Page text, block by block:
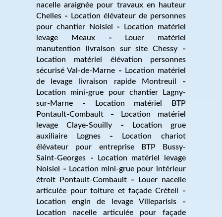
nacelle araignée pour travaux en hauteur
Chelles
Location élévateur de personnes
pour chantier Noisiel
Location matériel
levage Meaux
Louer matériel
manutention livraison sur site Chessy
Location matériel élévation personnes
sécurisé Val-de-Marne
Location matériel
de levage livraison rapide Montreuil
Location mini-grue pour chantier Lagny-
sur-Marne
Location matériel BTP
Pontault-Combault
Location matériel
levage Claye-Souilly
Location grue
auxiliaire Lognes
Location chariot
élévateur pour entreprise BTP Bussy-
Saint-Georges
Location matériel levage
Noisiel
Location mini-grue pour intérieur
étroit Pontault-Combault
Louer nacelle
articulée pour toiture et façade Créteil
Location engin de levage Villeparisis
Location nacelle articulée pour façade